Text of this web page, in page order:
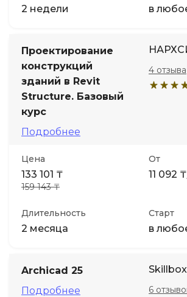
2 недели в
Проектирование
конструкций
зданий в Revit
Structure. Базовый
курс
Подробнее
4 отзыва
Цена
133 101 ₸
159 143 ₸
От
11 092
Длительность
2 месяца
Старт
в
Archicad 25
Подробнее
Skillbox
6